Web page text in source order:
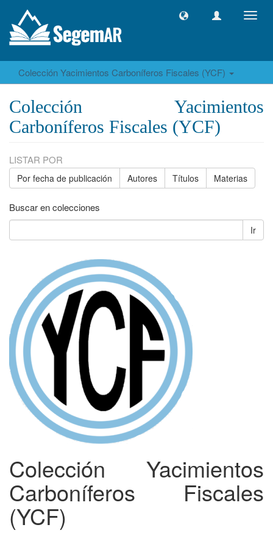
Colección Yacimientos Carboníferos Fiscales (YCF)
Colección Yacimientos
Carboníferos Fiscales (YCF)
LISTAR POR
Por fecha de publicación Autores Títulos Materias
Buscar en colecciones
Ir
Colección Yacimientos
Carboníferos Fiscales
(YCF)